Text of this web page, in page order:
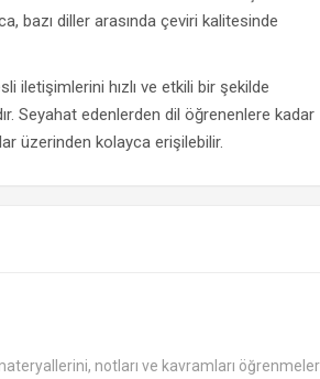
bazı diller arasında çeviri kalitesinde
iletişimlerini hızlı ve etkili bir şekilde
Seyahat edenlerden dil öğrenenlere kadar
üzerinden kolayca erişilebilir.
notları ve kavramları